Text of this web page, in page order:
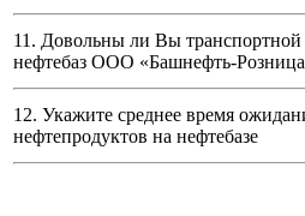
11. Довольны ли Вы транспортной
нефтебаз ООО «Башнефть-
12. Укажите среднее время
нефтепродуктов на нефтебазе